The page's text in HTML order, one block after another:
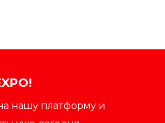
нашу платформу и